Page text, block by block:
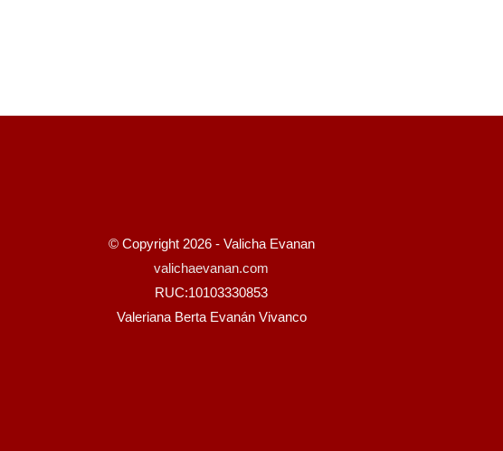
© Copyright 2026 - Valicha Evanan
valichaevanan.com
RUC:10103330853
Valeriana Berta Evanán Vivanco